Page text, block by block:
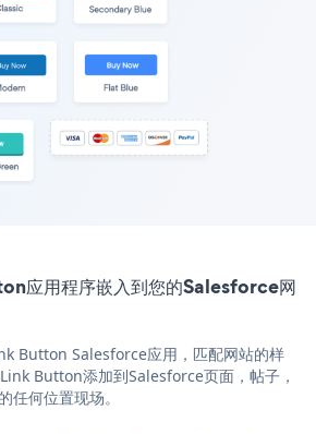
应用程序嵌入到您的Salesforce网
Button Salesforce应用，匹配网站的样
Button添加到Salesforce页面，帖子，
任何位置现场。